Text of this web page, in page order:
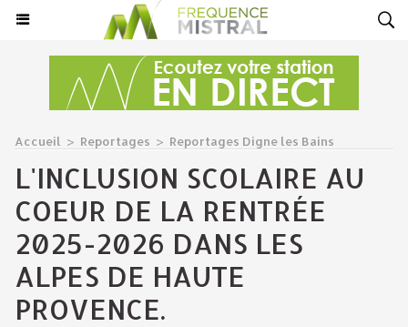
Accueil > Reportages > Reportages Digne les Bains
L'INCLUSION SCOLAIRE AU
COEUR DE LA RENTRÉE
2025-2026 DANS LES
ALPES DE HAUTE
PROVENCE.